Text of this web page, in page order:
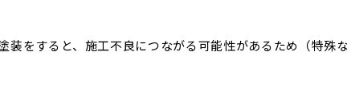
装をすると、施工不良につながる可能性があるため（特殊